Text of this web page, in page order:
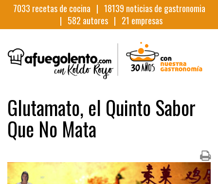
7033 recetas de cocina | 18139 noticias de gastronomia
| 582 autores | 21 empresas
Glutamato, el Quinto Sabor
Que No Mata